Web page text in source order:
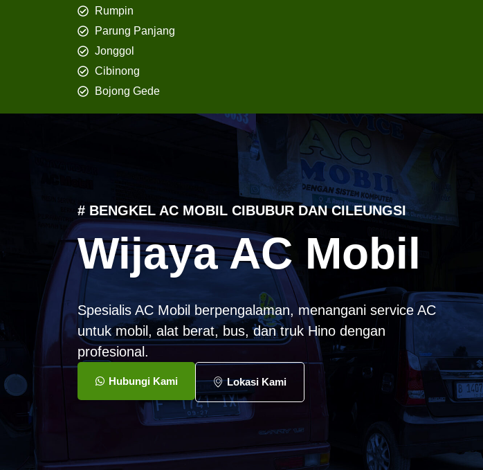
Rumpin
Parung Panjang
Jonggol
Cibinong
Bojong Gede
# BENGKEL AC MOBIL CIBUBUR DAN CILEUNGSI
Wijaya AC Mobil
Spesialis AC Mobil berpengalaman, menangani service AC
untuk mobil, alat berat, bus, dan truk Hino dengan
profesional.
Hubungi Kami Lokasi Kami